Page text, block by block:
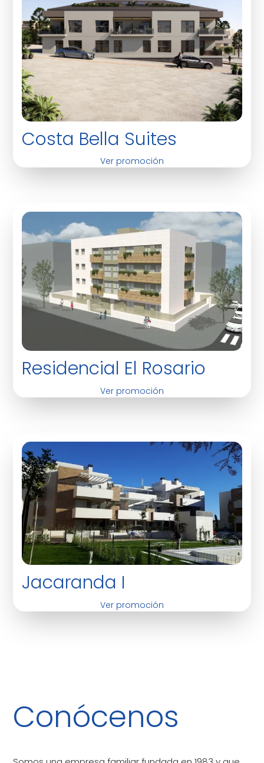
Costa Bella Suites
Ver promoción
Residencial El Rosario
Ver promoción
Jacaranda I
Ver promoción
Conócenos